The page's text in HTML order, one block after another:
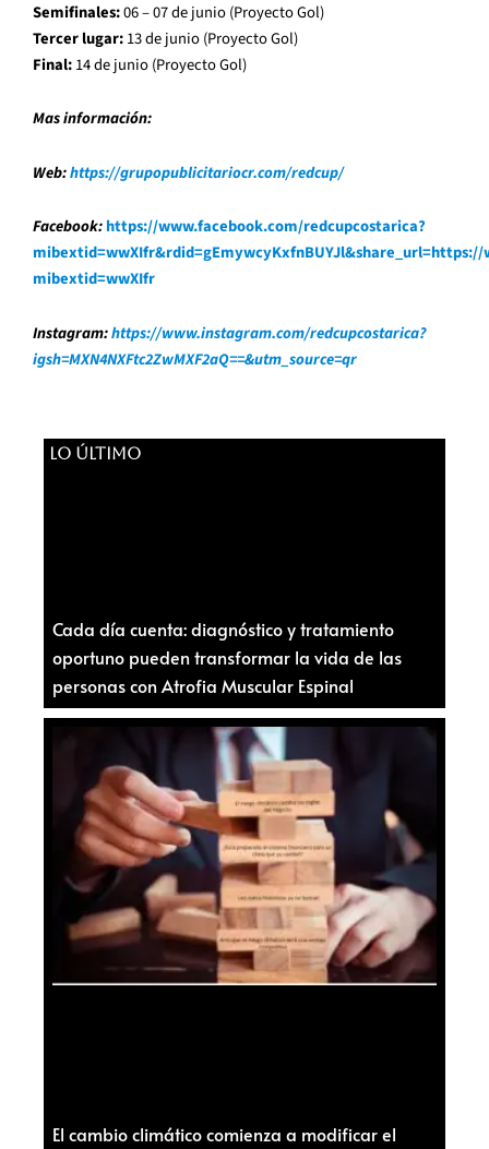
Semifinales:06 – 07 de junio (Proyecto Gol)
Tercer lugar:13 de junio (Proyecto Gol)
Final:14 de junio (Proyecto Gol)
Mas información:
Web:https://grupopublicitariocr.com/redcup/
Facebook:https://www.facebook.com/redcupcostarica?
mibextid=wwXIfr
Instagram:https://www.instagram.com/redcupcostarica?
igsh=MXN4NXFtc2ZwMXF2aQ==&utm_source=qr
LO ÚLTIMO
Cada día cuenta: diagnóstico y tratamiento
oportuno pueden transformar la vida de las
personas con Atrofia Muscular Espinal
El cambio climático comienza a modificar el